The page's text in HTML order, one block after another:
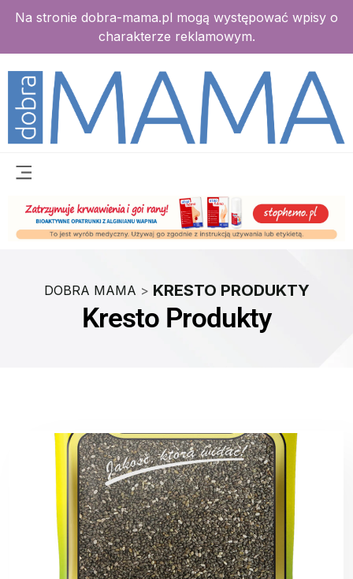
Na stronie dobra-mama.pl mogą występować wpisy o
charakterze reklamowym.
DOBRA MAMA > KRESTO PRODUKTY
Kresto Produkty